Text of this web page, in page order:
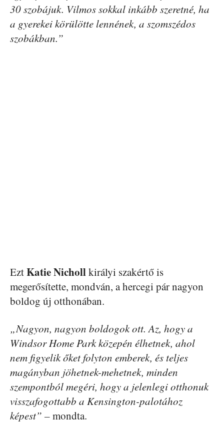
30 szobájuk. Vilmos sokkal inkább szeretné, ha
a gyerekei körülötte lennének, a szomszédos
szobákban.”
EztKatie Nichollkirályi szakértő is
megerősítette, mondván, a hercegi pár nagyon
boldog új otthonában.
„Nagyon, nagyon boldogok ott. Az, hogy a
Windsor Home Park közepén élhetnek, ahol
nem figyelik őket folyton emberek, és teljes
magányban jöhetnek-mehetnek, minden
szempontból megéri, hogy a jelenlegi otthonuk
visszafogottabb a Kensington-palotához
képest” –mondta.